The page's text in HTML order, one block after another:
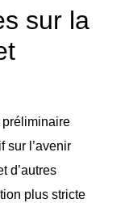
sur la
préliminaire
sur l’avenir
d’autres
plus stricte